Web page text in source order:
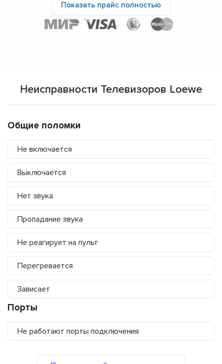
Показать прайс полностью
Неисправности Телевизоров Loewe
Общие поломки
Не включается
Выключается
Нет звука
Пропадание звука
Не реагирует на пульт
Перегревается
Зависает
Порты
Не работают порты подключения